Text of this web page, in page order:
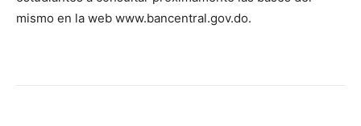
mismo en la web www.bancentral.gov.do.